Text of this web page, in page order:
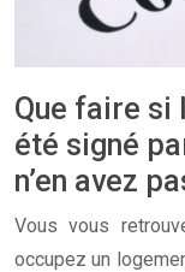
Que faire si
été signé
n’en avez
Vous vous
occupez un